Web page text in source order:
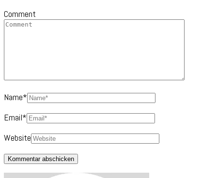
Comment
Name*
Email*
Website